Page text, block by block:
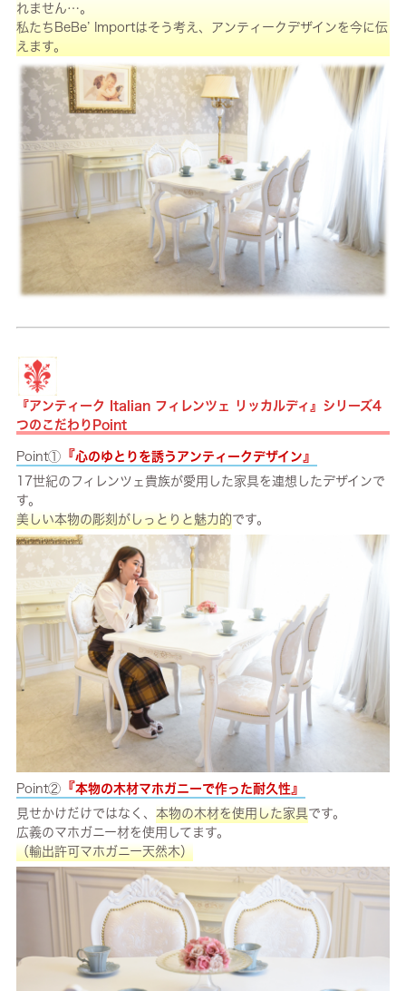
れません…。
私たちBeBe’ Importはそう考え、アンティークデザインを今に伝
えます。
『アンティーク Italian フィレンツェ リッカルディ』シリーズ4
つのこだわりPoint
Point①『心のゆとりを誘うアンティークデザイン 』
17世紀のフィレンツェ貴族が愛用した家具を連想したデザインで
す。
美しい本物の彫刻がしっとりと魅力的です。
Point②『本物の木材マホガニーで作った耐久性 』
見せかけだけではなく、 本物の木材を使用した家具です。
広義のマホガニー材を使用してます。
（輸出許可マホガニー天然木）